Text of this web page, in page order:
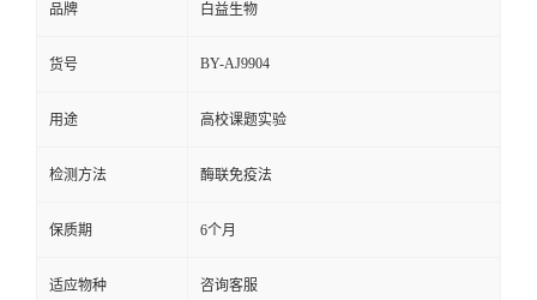
品牌 白益生物
货号 BY-AJ9904
用途 高校课题实验
检测方法 酶联免疫法
保质期 6个月
适应物种 咨询客服